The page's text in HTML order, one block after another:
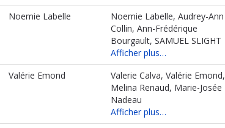
Noemie Labelle
Noemie Labelle, Audrey-Ann
Collin, Ann-Frédérique
Bourgault, SAMUEL SLIGHT
Afficher plus…
Valérie Emond
Valerie Calva, Valérie Emond,
Melina Renaud, Marie-Josée
Nadeau
Afficher plus…